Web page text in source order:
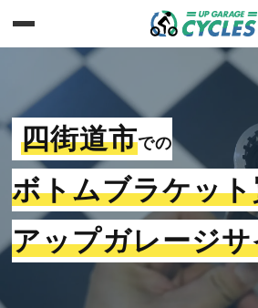
四街道市での
ボトムブラケッ
アップガレージ